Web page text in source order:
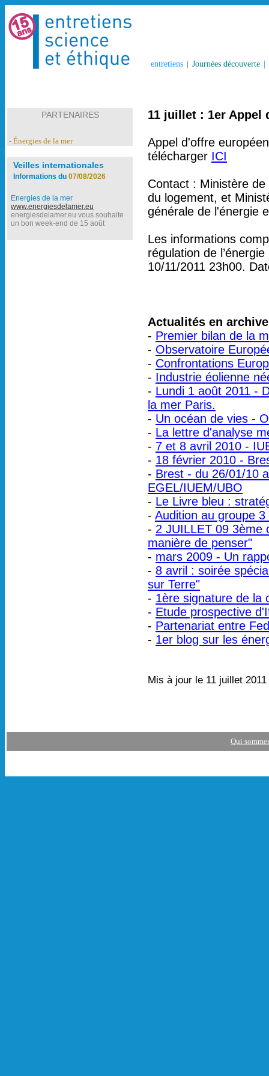
entretiens | Journées découverte
PARTENAIRES
- Énergies de la mer
Veilles internationales
Informations du 07/08/2026
Energies de la mer
www.energiesdelamer.eu
energiesdelamer.eu vous souhaite
un bon week-end de 15 août
11 juillet : 1er Appel
Appel d'offre
télécharger ICI
Contact : Ministère
du logement, et
générale de l'énergie
Les informations
régulation de
10/11/2011 23h00.
Actualités en
- Premier bilan de la
- Observatoire
- Confrontations
- Industrie éolienne
- Lundi 1 août 2011 -
la mer Paris.
- Un océan de vies -
- La lettre d'analyse
- 7 et 8 avril 2010 -
- 18 février 2010 -
- Brest - du 26/01/10
EGEL/IUEM/UBO
- Le Livre bleu :
- Audition au groupe
- 2 JUILLET 09 3ème
manière de penser"
- mars 2009 - Un
- 8 avril : soirée
sur Terre"
- 1ère signature de la
- Etude prospective
- Partenariat entre
- 1er blog sur les
Mis à jour le 11 juillet
Qui